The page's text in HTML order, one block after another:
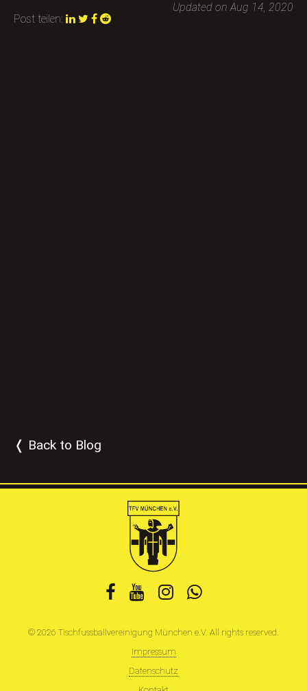
Updated onAug 14, 2020
Post teilen:
❬ Back to Blog
© 2026 Tischfussballvereinigung München e.V. All rights reserved.
Impressum
Datenschutz